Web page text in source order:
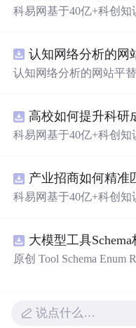
科易网基于40亿+科创
新领域的AI+数智化解
智能化发展。
认知网络分析的网站平替
高校如何提升科研
科易网基于40亿+科创
新领域的AI+数智化解
智能化发展。
科易网基于40亿+科创
新领域的AI+数智化解
智能化发展。
原创 Tool Schema Enum
可复现合成示例、离线
真实运行效果图、
说点什么…